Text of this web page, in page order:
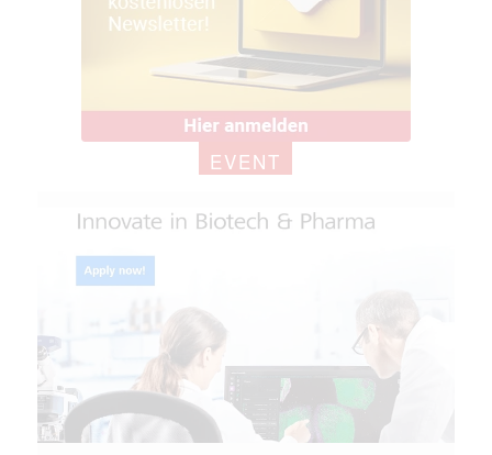
EVENT